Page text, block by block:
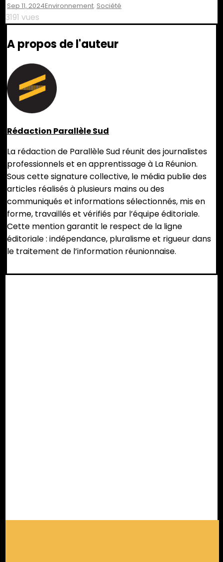
Sep 11, 2024Environnement, Société
3191 vues
A propos de l'auteur
Rédaction Parallèle Sud
La rédaction de Parallèle Sud réunit des journalistes
professionnels et en apprentissage à La Réunion.
Sous cette signature collective, le média publie des
articles réalisés à plusieurs mains ou des
communiqués et informations sélectionnés, mis en
forme, travaillés et vérifiés par l’équipe éditoriale.
Cette mention garantit le respect de la ligne
éditoriale : indépendance, pluralisme et rigueur dans
le traitement de l’information réunionnaise.